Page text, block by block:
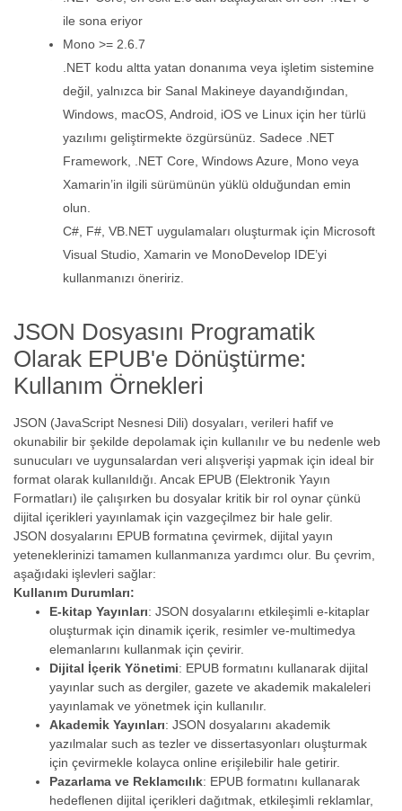
ile sona eriyor
Mono >= 2.6.7
.NET kodu altta yatan donanıma veya işletim sistemine
değil, yalnızca bir Sanal Makineye dayandığından,
Windows, macOS, Android, iOS ve Linux için her türlü
yazılımı geliştirmekte özgürsünüz. Sadece .NET
Framework, .NET Core, Windows Azure, Mono veya
Xamarin’in ilgili sürümünün yüklü olduğundan emin
olun.
C#, F#, VB.NET uygulamaları oluşturmak için Microsoft
Visual Studio, Xamarin ve MonoDevelop IDE’yi
kullanmanızı öneririz.
JSON Dosyasını Programatik
Olarak EPUB'e Dönüştürme:
Kullanım Örnekleri
JSON (JavaScript Nesnesi Dili) dosyaları, verileri hafif ve
okunabilir bir şekilde depolamak için kullanılır ve bu nedenle web
sunucuları ve uygunsalardan veri alışverişi yapmak için ideal bir
format olarak kullanıldığı. Ancak EPUB (Elektronik Yayın
Formatları) ile çalışırken bu dosyalar kritik bir rol oynar çünkü
dijital içerikleri yayınlamak için vazgeçilmez bir hale gelir.
JSON dosyalarını EPUB formatına çevirmek, dijital yayın
yeteneklerinizi tamamen kullanmanıza yardımcı olur. Bu çevrim,
aşağıdaki işlevleri sağlar:
Kullanım Durumları:
E-kitap Yayınları: JSON dosyalarını etkileşimli e-kitaplar
oluşturmak için dinamik içerik, resimler ve-multimedya
elemanlarını kullanmak için çevirir.
Dijital İçerik Yönetimi: EPUB formatını kullanarak dijital
yayınlar such as dergiler, gazete ve akademik makaleleri
yayınlamak ve yönetmek için kullanılır.
Akademi̇k Yayınları: JSON dosyalarını akademik
yazılmalar such as tezler ve dissertasyonları oluşturmak
için çevirmekle kolayca online erişilebilir hale getirir.
Pazarlama ve Reklamcılık: EPUB formatını kullanarak
hedeflenen dijital içerikleri dağıtmak, etkileşimli reklamlar,